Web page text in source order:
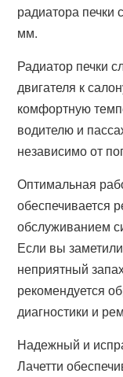
радиатора печки
мм.
Радиатор печки
двигателя к
комфортную
водителю и
независимо от
Оптимальная
обеспечивается
обслуживанием
Если вы
неприятный
рекомендуется
диагностики и
Надежный и
Лачетти